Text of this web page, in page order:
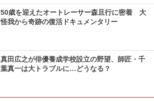
50歳を迎えたオートレーサー森且行に密着 大
怪我から奇跡の復活ドキュメンタリー
真田広之が俳優養成学校設立の野望、師匠・千
葉真一は大トラブルに…どうなる？